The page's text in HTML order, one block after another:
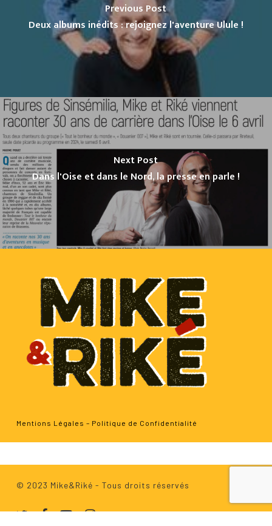
Sous-total : 0.00€
Previous Post
Deux albums inédits : rejoignez l'aventure Ulule !
Next Post
Dans l'Oise et dans le Nord, la presse en parle !
Mentions Légales – Politique de Confidentialité
© 2023 Mike&Riké - Tous droits réservés
twitterfacebook
youtubeinstagram